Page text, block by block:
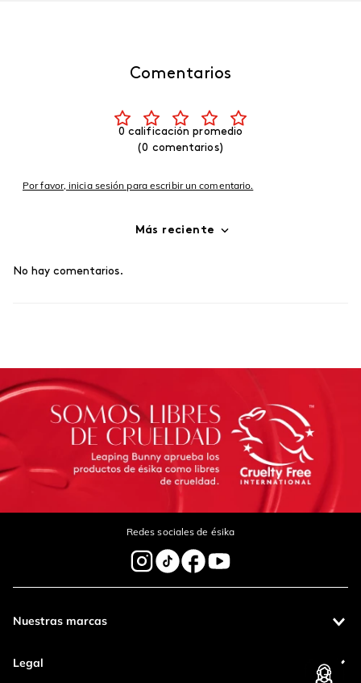
Comentarios
0 calificación promedio
(0 comentarios)
Por favor, inicia sesión para escribir un comentario.
Más reciente
No hay comentarios.
Redes sociales de ésika
Nuestras marcas
Legal